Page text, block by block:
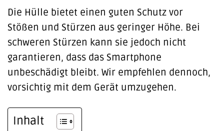
Die Hülle bietet einen guten Schutz vor
Stößen und Stürzen aus geringer Höhe. Bei
schweren Stürzen kann sie jedoch nicht
garantieren, dass das Smartphone
unbeschädigt bleibt. Wir empfehlen dennoch,
vorsichtig mit dem Gerät umzugehen.
Inhalt